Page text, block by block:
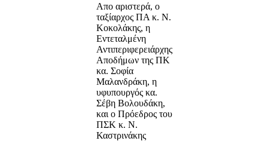
Απο αριστερά, ο
ταξίαρχος ΠΑ κ. Ν.
Κοκολάκης, η
Εντεταλμένη
Αντιπεριφερειάρχης
Αποδήμων της ΠΚ
κα. Σοφία
Μαλανδράκη, η
υφυπουργός κα.
Σέβη Βολουδάκη,
και ο Πρόεδρος του
ΠΣΚ κ. Ν.
Καστρινάκης